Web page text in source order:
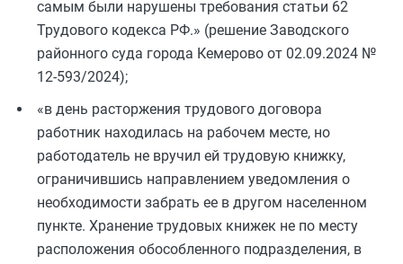
самым были нарушены требования статьи 62
Трудового кодекса РФ.» (решение Заводского
районного суда города Кемерово от 02.09.2024 №
12-593/2024);
«в день расторжения трудового договора
работник находилась на рабочем месте, но
работодатель не вручил ей трудовую книжку,
ограничившись направлением уведомления о
необходимости забрать ее в другом населенном
пункте. Хранение трудовых книжек не по месту
расположения обособленного подразделения, в